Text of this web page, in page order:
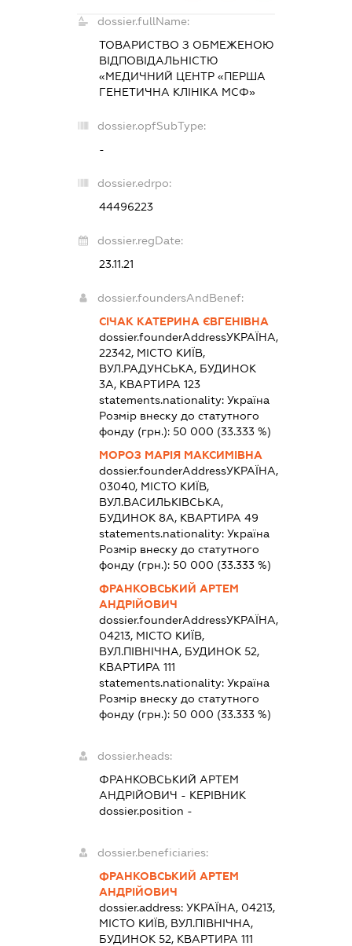
dossier.fullName:
ТОВАРИСТВО З ОБМЕЖЕНОЮ
ВІДПОВІДАЛЬНІСТЮ
«МЕДИЧНИЙ ЦЕНТР «ПЕРША
ГЕНЕТИЧНА КЛІНІКА МСФ»
dossier.opfSubType:
-
dossier.edrpo:
44496223
dossier.regDate:
23.11.21
dossier.foundersAndBenef:
СІЧАК КАТЕРИНА ЄВГЕНІВНА
dossier.founderAddressУКРАЇНА,
22342, МІСТО КИЇВ,
ВУЛ.РАДУНСЬКА, БУДИНОК
3А, КВАРТИРА 123
statements.nationality: Україна
Розмір внеску до статутного
фонду (грн.): 50 000 (33.333 %)
МОРОЗ МАРІЯ МАКСИМІВНА
dossier.founderAddressУКРАЇНА,
03040, МІСТО КИЇВ,
ВУЛ.ВАСИЛЬКІВСЬКА,
БУДИНОК 8А, КВАРТИРА 49
statements.nationality: Україна
Розмір внеску до статутного
фонду (грн.): 50 000 (33.333 %)
ФРАНКОВСЬКИЙ АРТЕМ
АНДРІЙОВИЧ
dossier.founderAddressУКРАЇНА,
04213, МІСТО КИЇВ,
ВУЛ.ПІВНІЧНА, БУДИНОК 52,
КВАРТИРА 111
statements.nationality: Україна
Розмір внеску до статутного
фонду (грн.): 50 000 (33.333 %)
dossier.heads:
ФРАНКОВСЬКИЙ АРТЕМ
АНДРІЙОВИЧ - КЕРІВНИК
dossier.position -
dossier.beneficiaries:
ФРАНКОВСЬКИЙ АРТЕМ
АНДРІЙОВИЧ
dossier.address: УКРАЇНА, 04213,
МІСТО КИЇВ, ВУЛ.ПІВНІЧНА,
БУДИНОК 52, КВАРТИРА 111